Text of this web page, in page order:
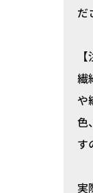
だ
繊
や
色
す
実